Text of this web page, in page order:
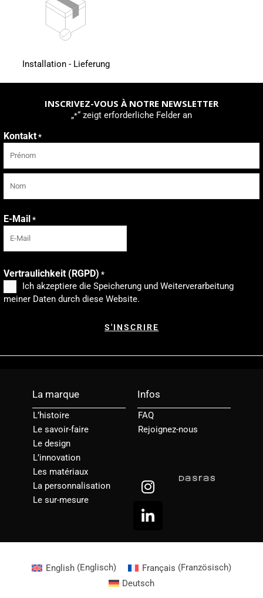
Installation - Lieferung
INSCRIVEZ-VOUS À NOTRE NEWSLETTER
„*“ zeigt erforderliche Felder an
Kontakt *
Vorname
Nachname
E-Mail *
Vertraulichkeit (RGPD) *
Ich akzeptiere die Speicherung und Weiterverarbeitung
meiner Daten durch diese Website.
La marque
L’histoire
Le savoir-faire
Le design
L’innovation
Les matériaux
La personnalisation
Le sur-mesure
Infos
FAQ
Rejoignez-nous
I
n
t
r
a
L
i
k
i
n
English (Englisch) Français (Französisch)
Deutsch